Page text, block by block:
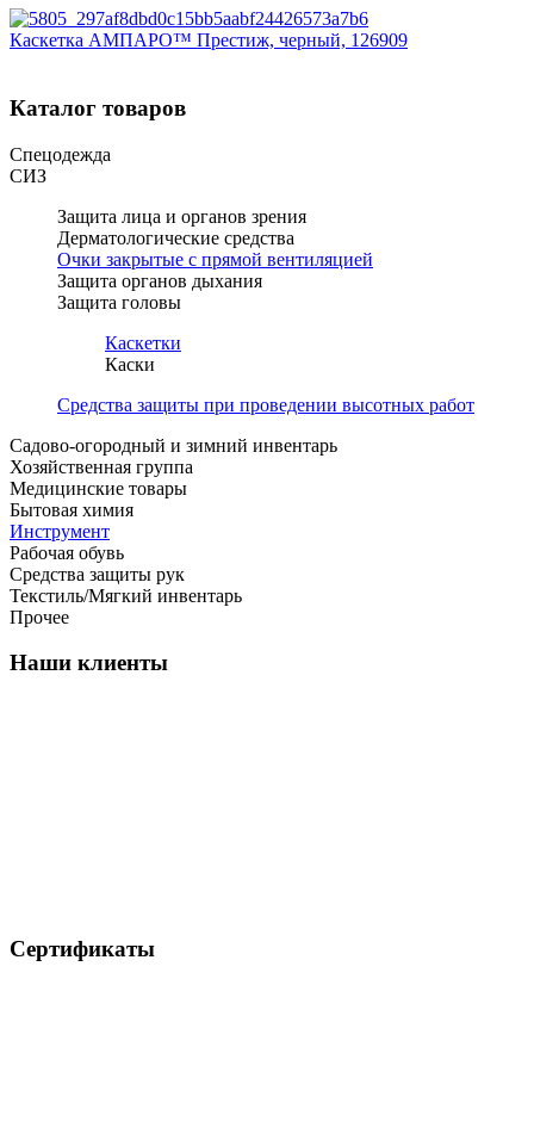
Каскетка АМПАРО™ Престиж, черный, 126909
Каталог товаров
Спецодежда
СИЗ
Защита лица и органов зрения
Дерматологические средства
Очки закрытые с прямой вентиляцией
Защита органов дыхания
Защита головы
Каскетки
Каски
Средства защиты при проведении высотных работ
Садово-огородный и зимний инвентарь
Хозяйственная группа
Медицинские товары
Бытовая химия
Инструмент
Рабочая обувь
Средства защиты рук
Текстиль/Мягкий инвентарь
Прочее
Наши клиенты
Сертификаты